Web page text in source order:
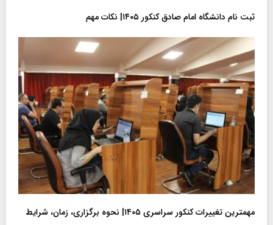
ثبت نام دانشگاه امام صادق کنکور ۱۴۰۵| نکات مهم
مهمترین تغییرات کنکور سراسری ۱۴۰۵| نحوه برگزاری، زمان، شرایط